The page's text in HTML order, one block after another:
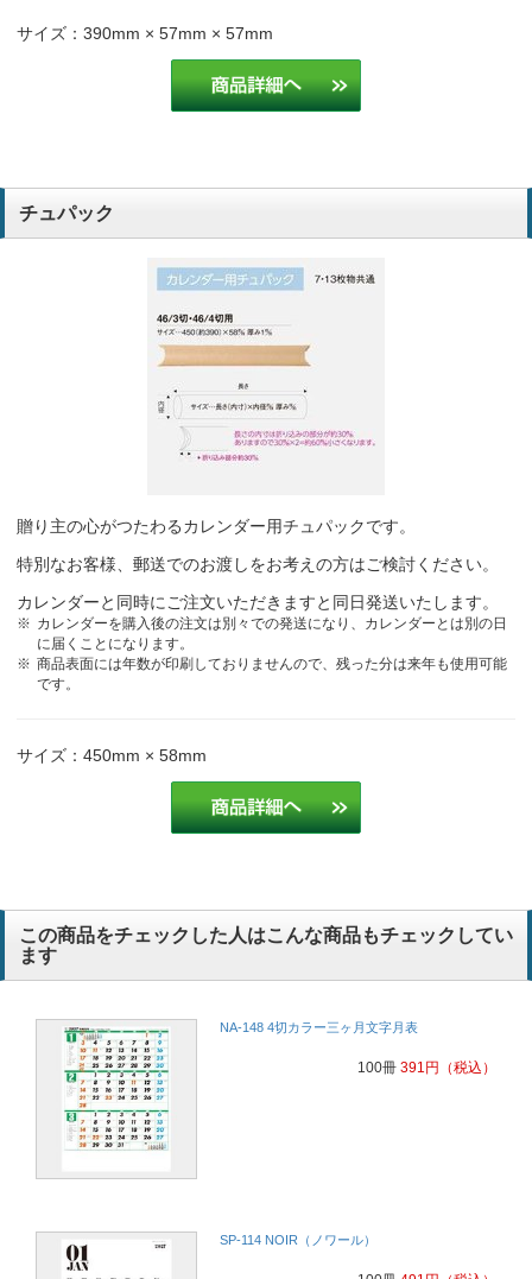
サイズ：390mm × 57mm × 57mm
チュパック
贈り主の心がつたわるカレンダー用チュパックです。
特別なお客様、郵送でのお渡しをお考えの方はご検討ください。
カレンダーと同時にご注文いただきますと同日発送いたします。
カレンダーを購入後の注文は別々での発送になり、カレンダーとは別の日
に届くことになります。
商品表面には年数が印刷しておりませんので、残った分は来年も使用可能
です。
サイズ：450mm × 58mm
この商品をチェックした人はこんな商品もチェックしてい
ます
NA-148 4切カラー三ヶ月文字月表
100冊 391 円 （税込）
SP-114 NOIR（ノワール）